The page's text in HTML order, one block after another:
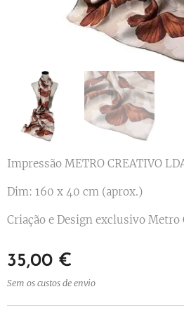
Impressão METRO CREATIVO
Dim: 160 x 40 cm (aprox.)
Criação e Design exclusivo Metro
35,00 €
Sem os custos de envio